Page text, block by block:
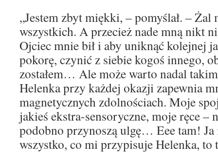
„Jestem zbyt miękki, – pomyślał. –
wszystkich. A przecież nade mną nikt
Ojciec mnie bił i aby uniknąć kolejnej
pokorę, czynić z siebie kogoś innego,
zostałem… Ale może warto nadal
Helenka przy każdej okazji zapewnia
magnetycznych zdolnościach. Moje
jakieś ekstra-sensoryczne, moje ręce –
podobno przynoszą ulgę… Eee tam! Ja
wszystko, co mi przypisuje Helenka,